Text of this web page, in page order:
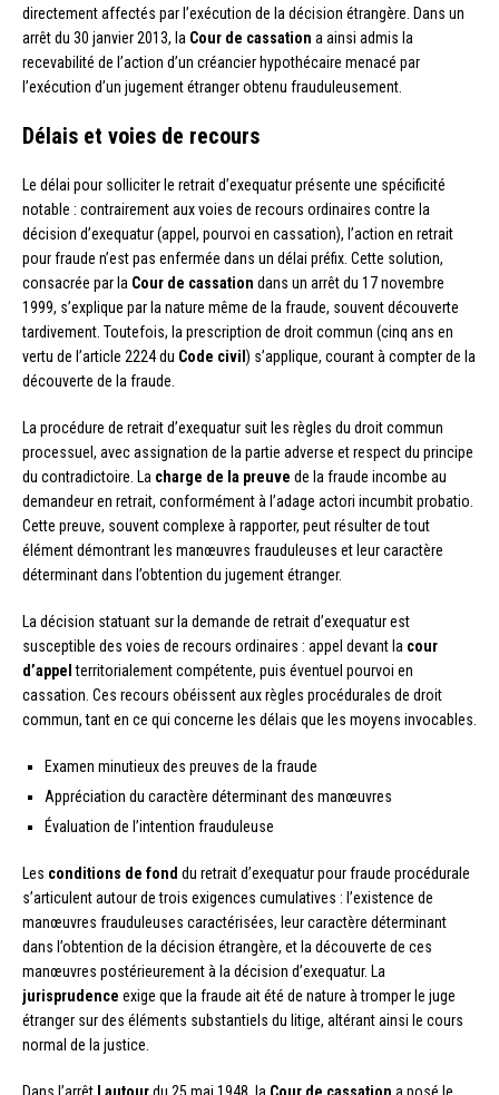
directement affectés par l’exécution de la décision étrangère. Dans un
arrêt du 30 janvier 2013, la Cour de cassation a ainsi admis la
recevabilité de l’action d’un créancier hypothécaire menacé par
l’exécution d’un jugement étranger obtenu frauduleusement.
Délais et voies de recours
Le délai pour solliciter le retrait d’exequatur présente une spécificité
notable : contrairement aux voies de recours ordinaires contre la
décision d’exequatur (appel, pourvoi en cassation), l’action en retrait
pour fraude n’est pas enfermée dans un délai préfix. Cette solution,
consacrée par la Cour de cassation dans un arrêt du 17 novembre
1999, s’explique par la nature même de la fraude, souvent découverte
tardivement. Toutefois, la prescription de droit commun (cinq ans en
vertu de l’article 2224 du Code civil ) s’applique, courant à compter de la
découverte de la fraude.
La procédure de retrait d’exequatur suit les règles du droit commun
processuel, avec assignation de la partie adverse et respect du principe
du contradictoire. La charge de la preuve de la fraude incombe au
demandeur en retrait, conformément à l’adage actori incumbit probatio.
Cette preuve, souvent complexe à rapporter, peut résulter de tout
élément démontrant les manœuvres frauduleuses et leur caractère
déterminant dans l’obtention du jugement étranger.
La décision statuant sur la demande de retrait d’exequatur est
susceptible des voies de recours ordinaires : appel devant la cour
d’appel territorialement compétente, puis éventuel pourvoi en
cassation. Ces recours obéissent aux règles procédurales de droit
commun, tant en ce qui concerne les délais que les moyens invocables.
Examen minutieux des preuves de la fraude
Appréciation du caractère déterminant des manœuvres
Évaluation de l’intention frauduleuse
Les conditions de fond du retrait d’exequatur pour fraude procédurale
s’articulent autour de trois exigences cumulatives : l’existence de
manœuvres frauduleuses caractérisées, leur caractère déterminant
dans l’obtention de la décision étrangère, et la découverte de ces
manœuvres postérieurement à la décision d’exequatur. La
jurisprudence exige que la fraude ait été de nature à tromper le juge
étranger sur des éléments substantiels du litige, altérant ainsi le cours
normal de la justice.